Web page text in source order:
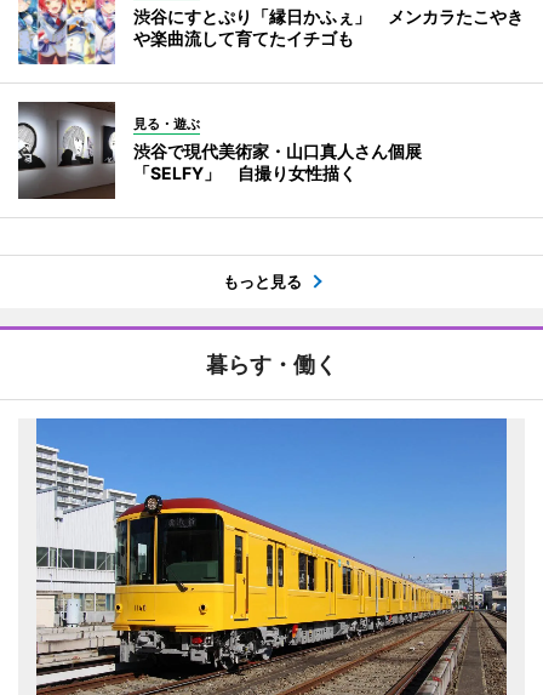
渋谷にすとぷり「縁日かふぇ」 メンカラたこやき
や楽曲流して育てたイチゴも
見る・遊ぶ
渋谷で現代美術家・山口真人さん個展
「SELFY」 自撮り女性描く
もっと見る
暮らす・働く